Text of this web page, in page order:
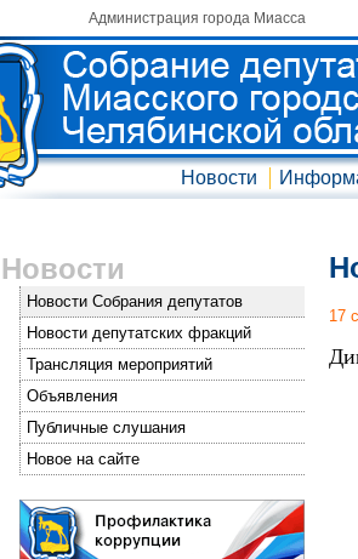
Администрация города Миасса
Новости
Новости
Новости Собрания депутатов
Новости депутатских фракций
Трансляция мероприятий
Объявления
Публичные слушания
Новое на сайте
17